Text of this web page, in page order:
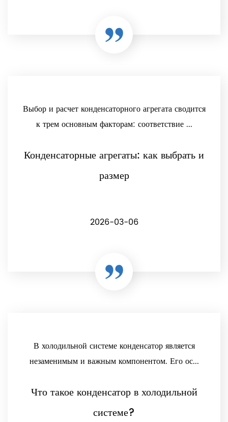
Выбор и расчет конденсаторного агрегата сводится
к трем основным факторам: соответствие ...
Конденсаторные агрегаты: как выбрать и
размер
2026-03-06
В холодильной системе конденсатор является
незаменимым и важным компонентом. Его ос...
Что такое конденсатор в холодильной
системе?